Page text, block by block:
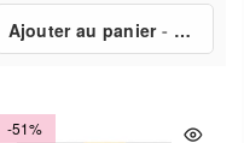
Ajouter au panier- €18,35
-51%